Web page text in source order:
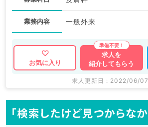
業務内容 一般外来
お気に入り
求人を
紹介してもらう
求人更新日 : 2022/06/07